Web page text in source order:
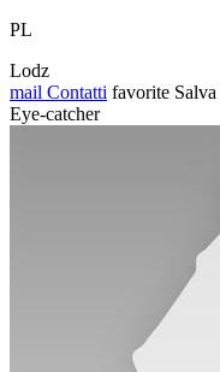
PL
Lodz
mail Contatti favorite Salva
Eye-catcher